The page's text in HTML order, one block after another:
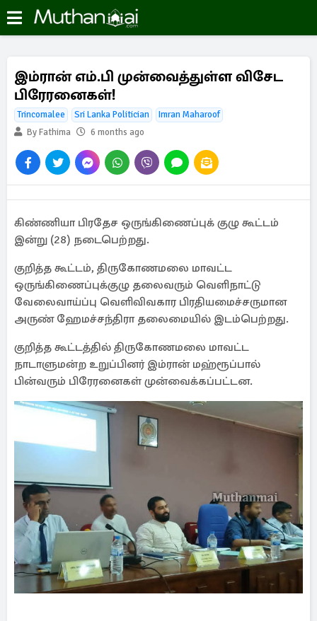
இம்ரான் எம்.பி முன்வைத்துள்ள விசேட
பிரேரனைகள்!
Trincomalee Sri Lanka Politician
Imran Maharoof
By Fathima
6 months ago
கிண்ணியா பிரதேச ஒருங்கிணைப்புக் குழு கூட்டம்
இன்று (28) நடைபெற்றது.
குறித்த கூட்டம், திருகோணமலை மாவட்ட
ஒருங்கிணைப்புக்குழு தலைவரும் வெளிநாட்டு
வேலைவாய்ப்பு வெளிவிவகார பிரதியமைச்சருமான
அருண் ஹேமச்சந்திரா தலைமையில் இடம்பெற்றது.
குறித்த கூட்டத்தில் திருகோணமலை மாவட்ட
நாடாளுமன்ற உறுப்பினர் இம்ரான் மஹ்ரூப்பால்
பின்வரும் பிரேரனைகள் முன்வைக்கப்பட்டன.